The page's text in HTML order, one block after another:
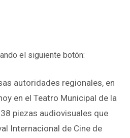
el siguiente botón:
autoridades regionales, en
en el Teatro Municipal de la
piezas audiovisuales que
Internacional de Cine de